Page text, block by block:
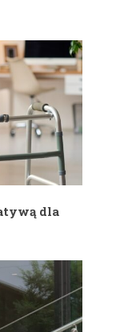
dla